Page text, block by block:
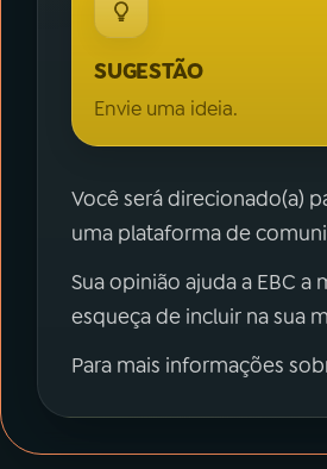
SUGESTÃO
Envie uma ideia.
Você será direcionado(a)
uma plataforma de
Sua opinião ajuda a EBC
esqueça de incluir na sua
Para mais informações